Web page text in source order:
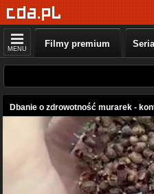
MENU Filmy premium
Dbanie o zdrowotność murarek -